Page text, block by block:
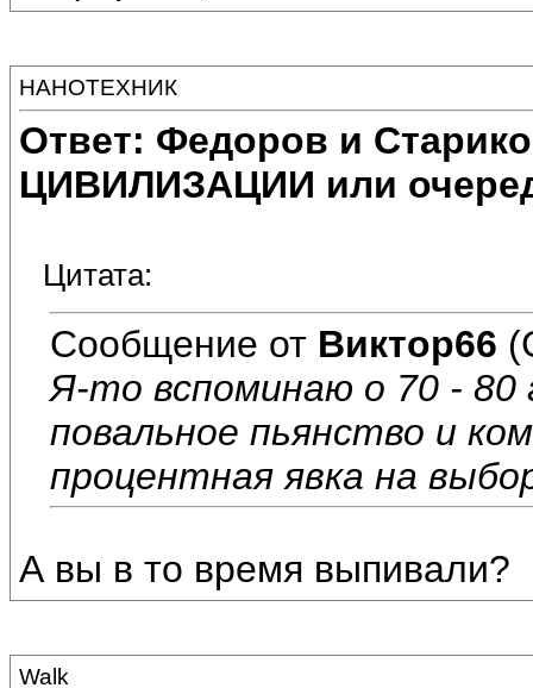
НАНОТЕХНИК
Ответ: Федоров и
ЦИВИЛИЗАЦИИ или
Цитата:
Сообщение от Виктор66
Я-то вспоминаю о 70 -
повальное пьянство и
процентная явка на
А вы в то время выпивали?
Walk